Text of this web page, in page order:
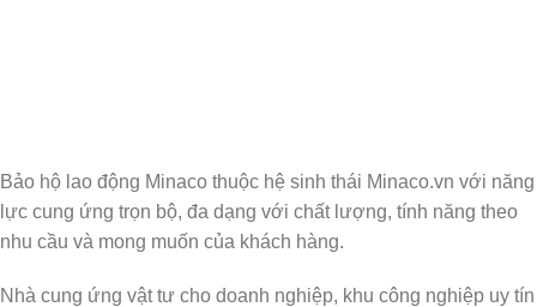
Bảo hộ lao động Minaco thuộc hệ sinh thái Minaco.vn với năng
lực cung ứng trọn bộ, đa dạng với chất lượng, tính năng theo
nhu cầu và mong muốn của khách hàng.
Nhà cung ứng vật tư cho doanh nghiệp, khu công nghiệp uy tín